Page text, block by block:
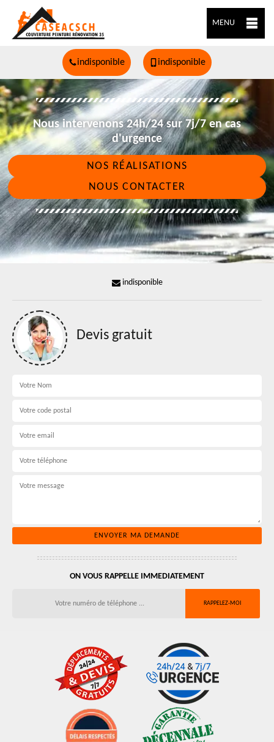
MENU
indisponible indisponible
Nous intervenons 24h/24 sur 7j/7 en cas
d'urgence
NOS RÉALISATIONS
NOUS CONTACTER
indisponible
Devis gratuit
ON VOUS RAPPELLE IMMEDIATEMENT